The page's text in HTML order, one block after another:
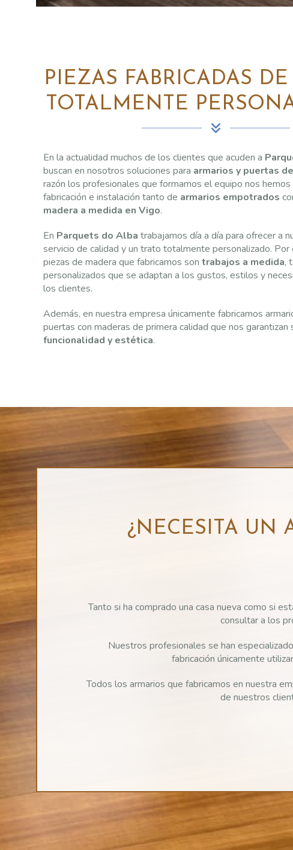
PIEZAS FABRICADAS
TOTALMENTE
En la actualidad muchos de los clientes que acuden a
buscan en nosotros soluciones para armarios y puertas
razón los profesionales que formamos el equipo nos hemos
fabricación e instalación tanto de armarios empotrados
madera a medida en Vigo.
En Parquets do Alba trabajamos día a día para ofrecer a
servicio de calidad y un trato totalmente personalizado.
piezas de madera que fabricamos son trabajos a medida,
personalizados que se adaptan a los gustos, estilos y
los clientes.
Además, en nuestra empresa únicamente fabricamos
puertas con maderas de primera calidad que nos garantizan
funcionalidad y estética.
¿NECESITA UN
Tanto si ha comprado una casa nueva como si
consultar a los
Nuestros profesionales se han
fabricación únicamente
Todos los armarios que fabricamos en nuestra
de nuestros